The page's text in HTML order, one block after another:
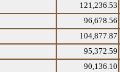
121,236.53
96,678.56
104,877.87
95,372.59
90,136.10